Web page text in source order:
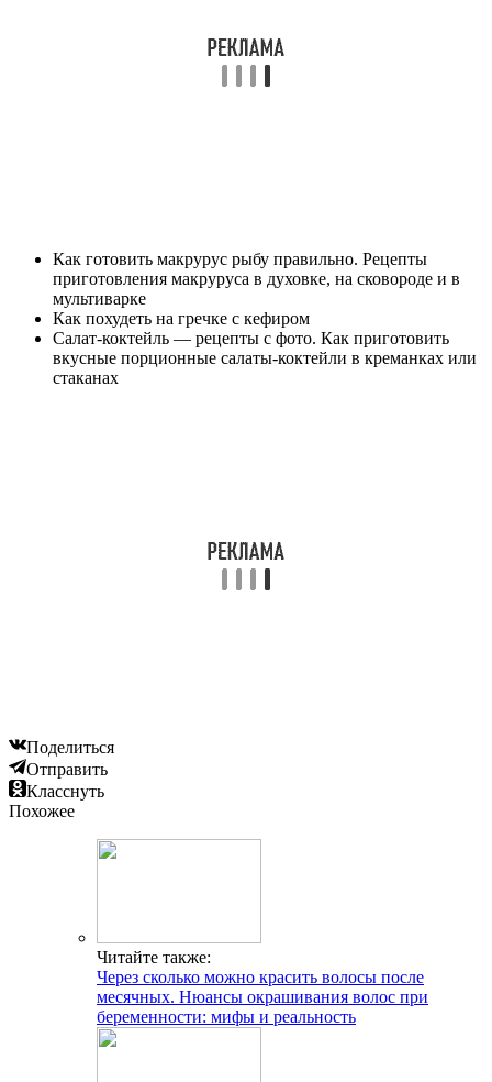
Как готовить макрурус рыбу правильно. Рецепты
приготовления макруруса в духовке, на сковороде и в
мультиварке
Как похудеть на гречке с кефиром
Салат-коктейль — рецепты с фото. Как приготовить
вкусные порционные салаты-коктейли в креманках или
стаканах
Поделиться
Отправить
Класснуть
Похожее
Читайте также:
Через сколько можно красить волосы после
месячных. Нюансы окрашивания волос при
беременности: мифы и реальность